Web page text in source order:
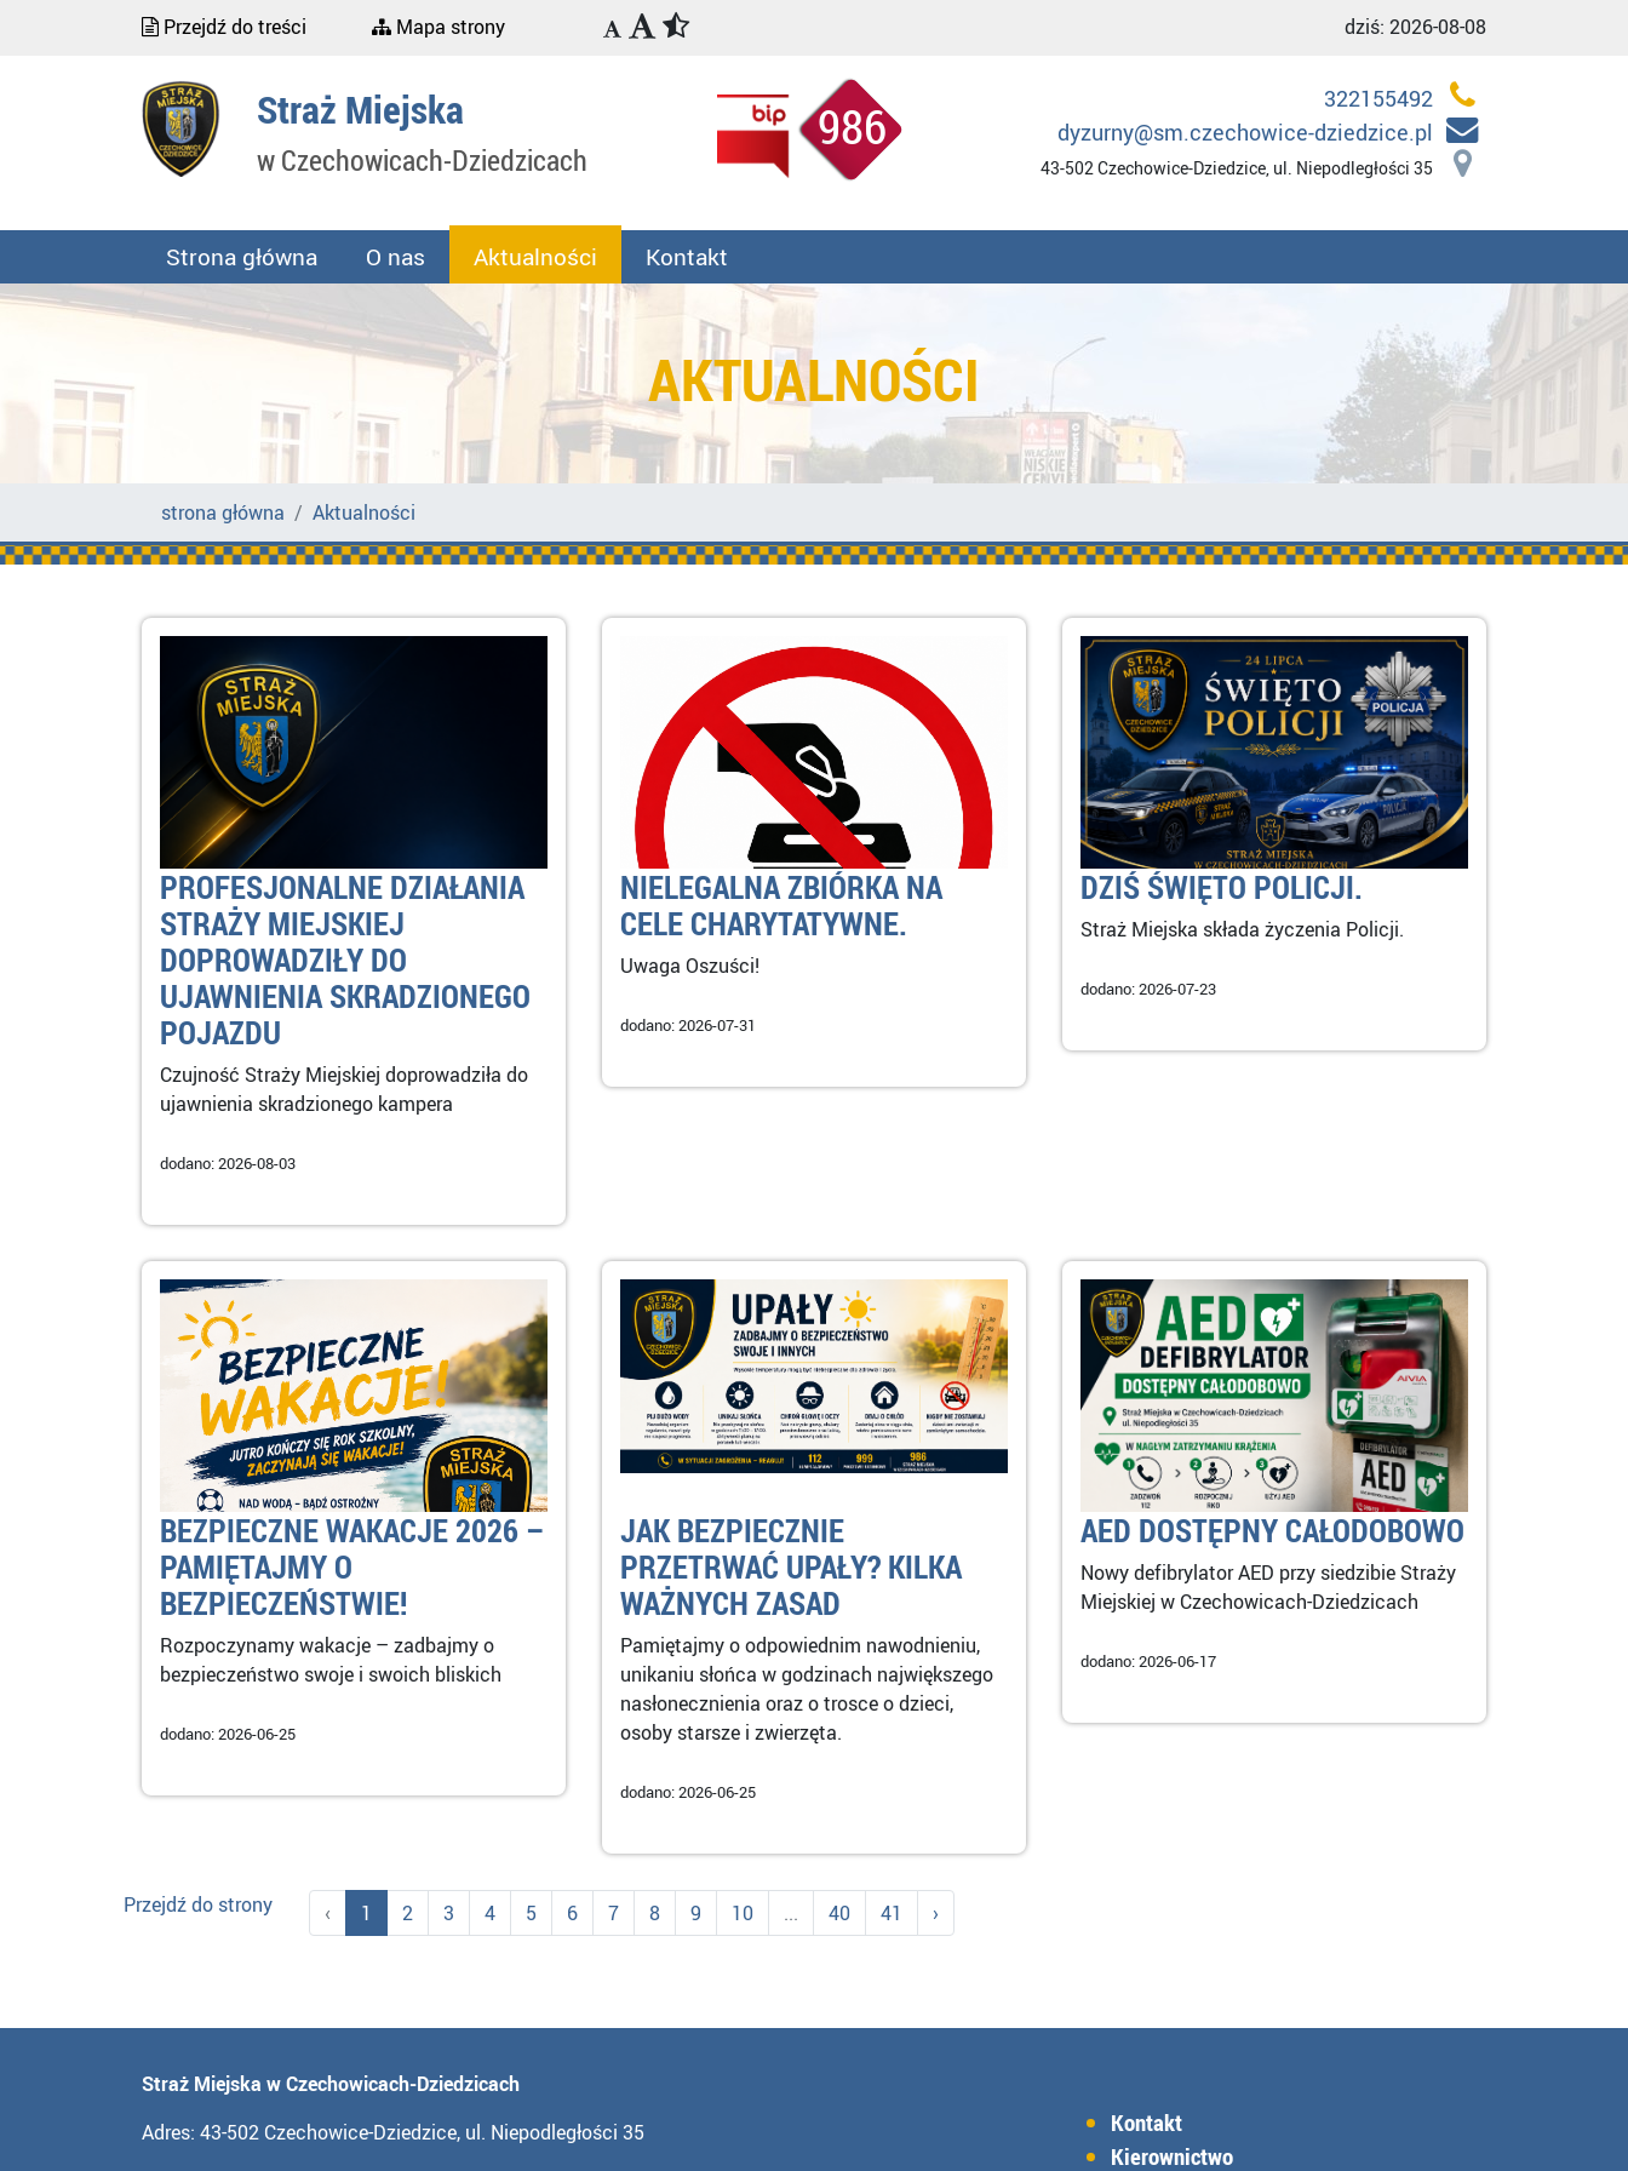
Przejdź do treści Mapa strony dziś: 2026-08-08
Straż Miejska
w Czechowicach-Dziedzicach
986
322155492
dyzurny@sm.czechowice-dziedzice.pl
43-502 Czechowice-Dziedzice, ul. Niepodległości 35
Strona główna O nas Aktualności Kontakt
AKTUALNOŚCI
strona główna Aktualności
PROFESJONALNE DZIAŁANIA
STRAŻY MIEJSKIEJ
DOPROWADZIŁY DO
UJAWNIENIA SKRADZIONEGO
POJAZDU
Czujność Straży Miejskiej doprowadziła do
ujawnienia skradzionego kampera
dodano: 2026-08-03
NIELEGALNA ZBIÓRKA NA
CELE CHARYTATYWNE.
Uwaga Oszuści!
dodano: 2026-07-31
DZIŚ ŚWIĘTO POLICJI.
Straż Miejska składa życzenia Policji.
dodano: 2026-07-23
BEZPIECZNE WAKACJE 2026 –
PAMIĘTAJMY O
BEZPIECZEŃSTWIE!
Rozpoczynamy wakacje – zadbajmy o
bezpieczeństwo swoje i swoich bliskich
dodano: 2026-06-25
JAK BEZPIECZNIE
PRZETRWAĆ UPAŁY? KILKA
WAŻNYCH ZASAD
Pamiętajmy o odpowiednim nawodnieniu,
unikaniu słońca w godzinach największego
nasłonecznienia oraz o trosce o dzieci,
osoby starsze i zwierzęta.
dodano: 2026-06-25
AED DOSTĘPNY CAŁODOBOWO
Nowy defibrylator AED przy siedzibie Straży
Miejskiej w Czechowicach-Dziedzicach
dodano: 2026-06-17
Przejdź do strony ‹ 1 2 3 4 5 6 7 8 9 10 ... 40 41 ›
Straż Miejska w Czechowicach-Dziedzicach
Adres: 43-502 Czechowice-Dziedzice, ul. Niepodległości 35
Kontakt
Kierownictwo